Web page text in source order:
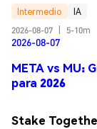
Intermedio
IA
2026-08-07
5-10m
2026-08-07
META vs MU:
para 2026
Stake